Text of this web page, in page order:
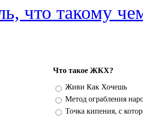
что такому
Что такое ЖКХ?
Варианты
Живи Как Хочешь
Метод ограбления
Точка кипения, с